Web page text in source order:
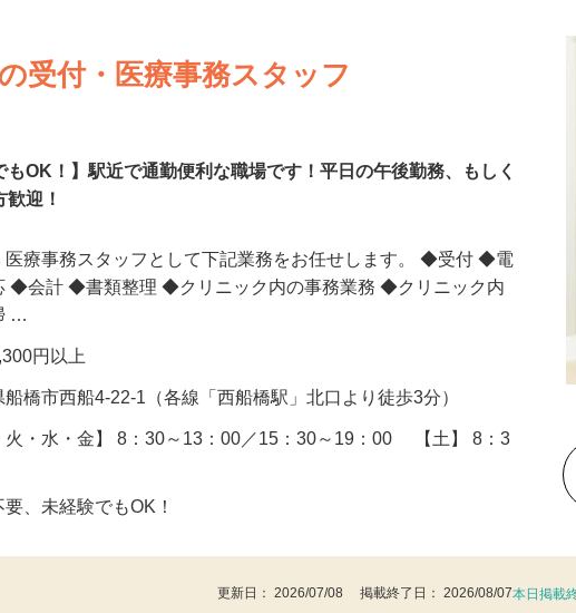
受付・医療事務スタッフ
もOK！】駅近で通勤便利な職場です！平日の午後勤務、もしく
歓迎！
医療事務スタッフとして下記業務をお任せします。 ◆受付 ◆電
◆会計 ◆書類整理 ◆クリニック内の事務業務 ◆クリニック内
…
円以上
船橋市西船4-22-1（各線「西船橋駅」北口より徒歩3分）
火・水・金】 8：30～13：00／15：30～19：00 【土】 8：3
要、未経験でもOK！